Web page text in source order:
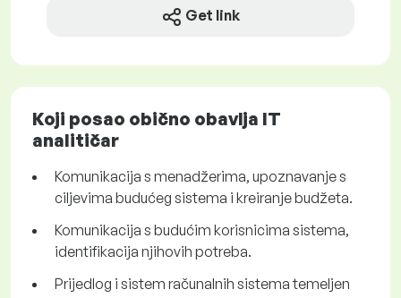
Get link
Koji posao obično obavlja IT
analitičar
Komunikacija s menadžerima, upoznavanje s
ciljevima budućeg sistema i kreiranje budžeta.
Komunikacija s budućim korisnicima sistema,
identifikacija njihovih potreba.
Prijedlog i sistem računalnih sistema temeljen